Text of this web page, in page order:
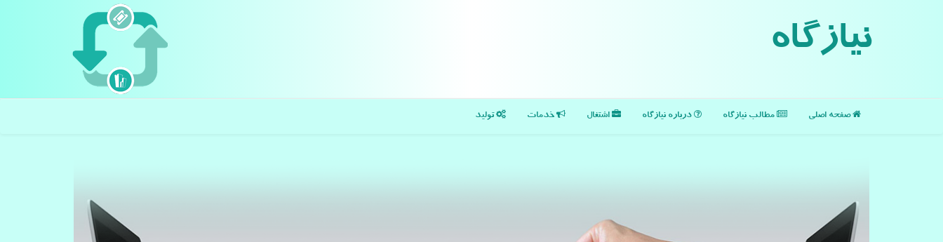
نیازگاه
صفحه اصلی مطالب نیازگاه درباره نیازگاه اشتغال خدمات تولید